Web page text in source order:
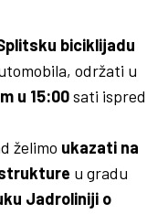
biciklijadu
održati u
u 15:00sati ispred
želimo ukazati na
u gradu
Jadroliniji o